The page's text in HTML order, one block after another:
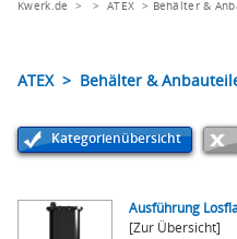
Kwerk.de > >ATEX > Behälter &
ATEX > Behälter &
Kategorienübersicht
Ausführung
[Zur Übersicht]